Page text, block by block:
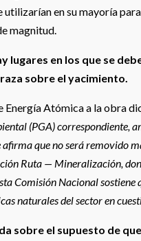
utilizarían en su mayoría
magnitud.
lugares en los que se
sobre el yacimiento.
Energía Atómica a la obra
(PGA) correspondiente,
afirma que no será removido
Ruta — Mineralización,
Comisión Nacional sostiene
naturales del sector en
da sobre el supuesto de